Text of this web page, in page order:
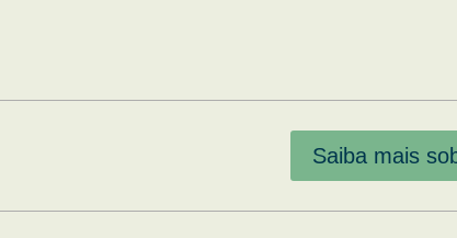
Saiba mais